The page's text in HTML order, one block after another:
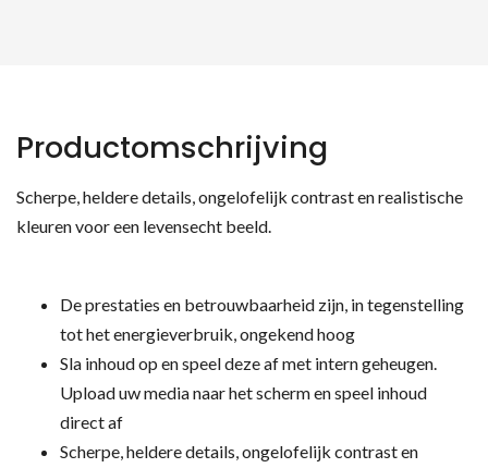
Productomschrijving
Scherpe, heldere details, ongelofelijk contrast en realistische
kleuren voor een levensecht beeld.
De prestaties en betrouwbaarheid zijn, in tegenstelling
tot het energieverbruik, ongekend hoog
Sla inhoud op en speel deze af met intern geheugen.
Upload uw media naar het scherm en speel inhoud
direct af
Scherpe, heldere details, ongelofelijk contrast en